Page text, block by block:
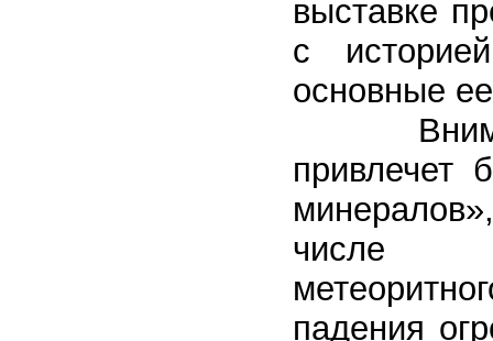
выставке
с
основные
привлечет
числе
падения